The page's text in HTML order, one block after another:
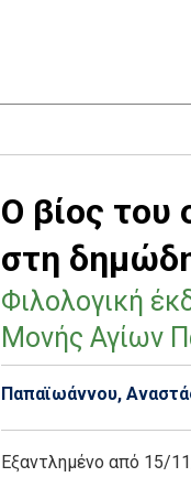
Ο βίος του
στη
Φιλολογική
Μονής Αγίων
Παπαϊωάννου,
Εξαντλημένο από 15/